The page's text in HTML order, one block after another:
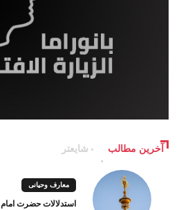
آخرین مطالب شایعتر
معارف وحیانی
استدلالات حضرت